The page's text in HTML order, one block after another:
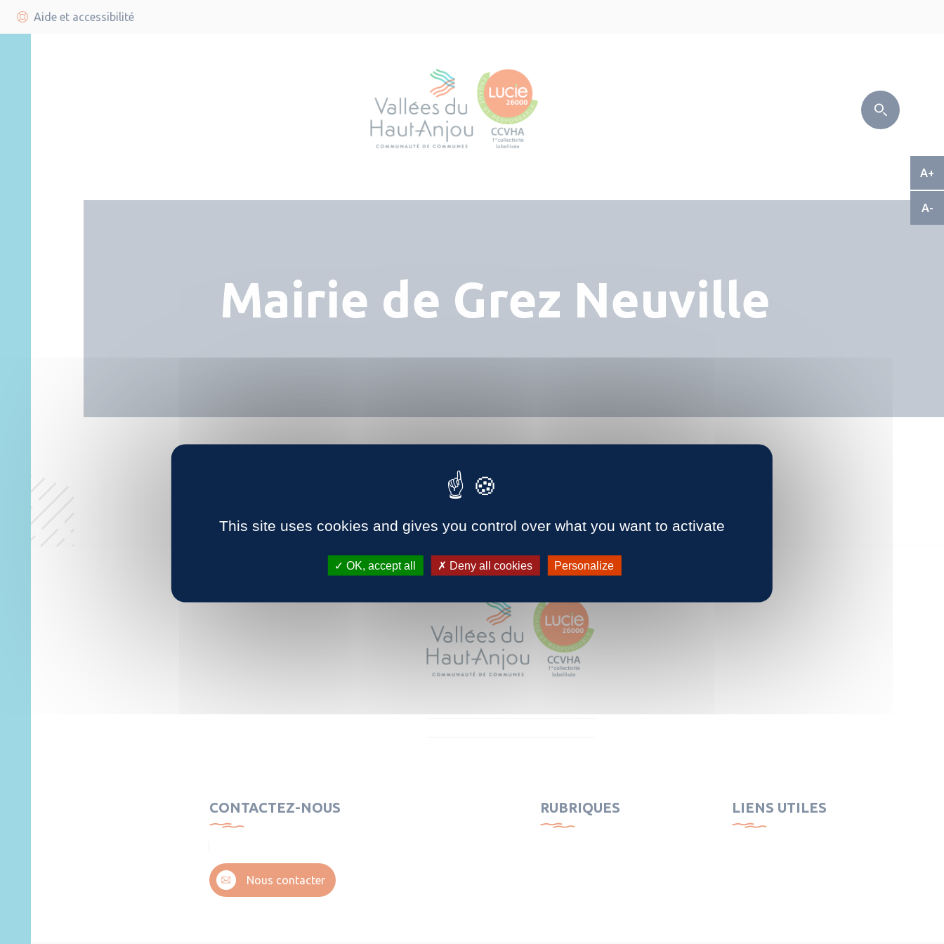
Aide et accessibilité
Mairie de Grez Neuville
CONTACTEZ-NOUS
Nous contacter
RUBRIQUES LIENS UTILES
A+
A-
This site uses cookies and gives you control over what you want to activate
OK, accept all Deny all cookies Personalize